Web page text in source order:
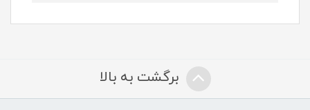
برگشت به بالا